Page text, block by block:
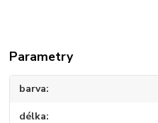
Parametry
barva
délka